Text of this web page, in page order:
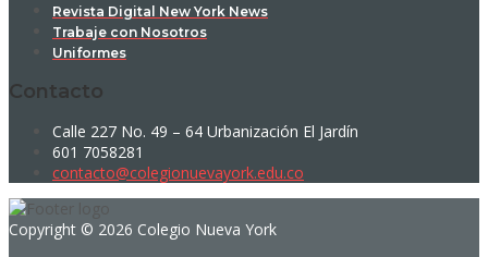
Revista Digital New York News
Trabaje con Nosotros
Uniformes
Contacto
Calle 227 No. 49 – 64 Urbanización El Jardín
601 7058281
contacto@colegionuevayork.edu.co
Copyright © 2026 Colegio Nueva York